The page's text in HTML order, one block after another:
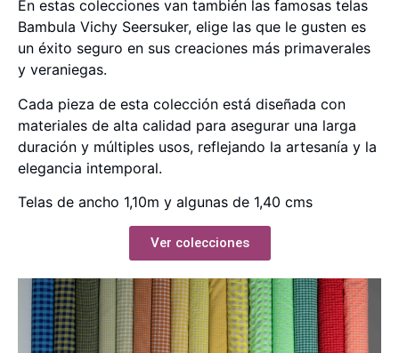
En estas colecciones van también las famosas telas
Bambula Vichy Seersuker, elige las que le gusten es
un éxito seguro en sus creaciones más primaverales
y veraniegas.
Cada pieza de esta colección está diseñada con
materiales de alta calidad para asegurar una larga
duración y múltiples usos, reflejando la artesanía y la
elegancia intemporal.
Telas de ancho 1,10m y algunas de 1,40 cms
Ver colecciones